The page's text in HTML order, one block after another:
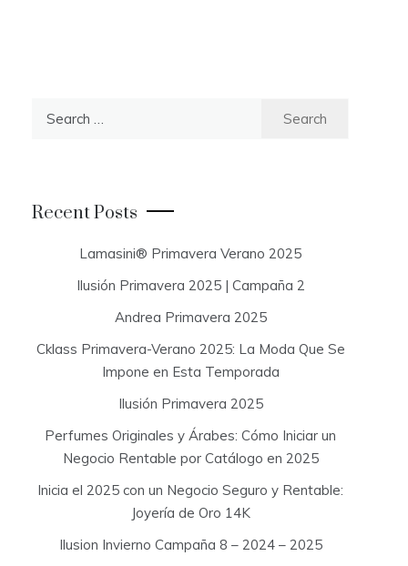
r
:
Recent Posts
Lamasini® Primavera Verano 2025
Ilusión Primavera 2025 | Campaña 2
Andrea Primavera 2025
Cklass Primavera-Verano 2025: La Moda Que Se
Impone en Esta Temporada
Ilusión Primavera 2025
Perfumes Originales y Árabes: Cómo Iniciar un
Negocio Rentable por Catálogo en 2025
Inicia el 2025 con un Negocio Seguro y Rentable:
Joyería de Oro 14K
Ilusion Invierno Campaña 8 – 2024 – 2025